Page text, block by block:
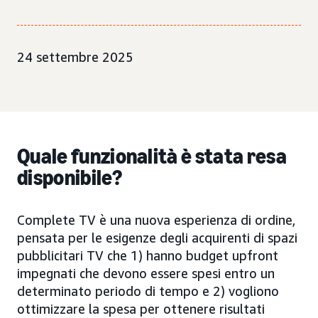
24 settembre 2025
Quale funzionalità è stata resa
disponibile?
Complete TV è una nuova esperienza di ordine,
pensata per le esigenze degli acquirenti di spazi
pubblicitari TV che 1) hanno budget upfront
impegnati che devono essere spesi entro un
determinato periodo di tempo e 2) vogliono
ottimizzare la spesa per ottenere risultati